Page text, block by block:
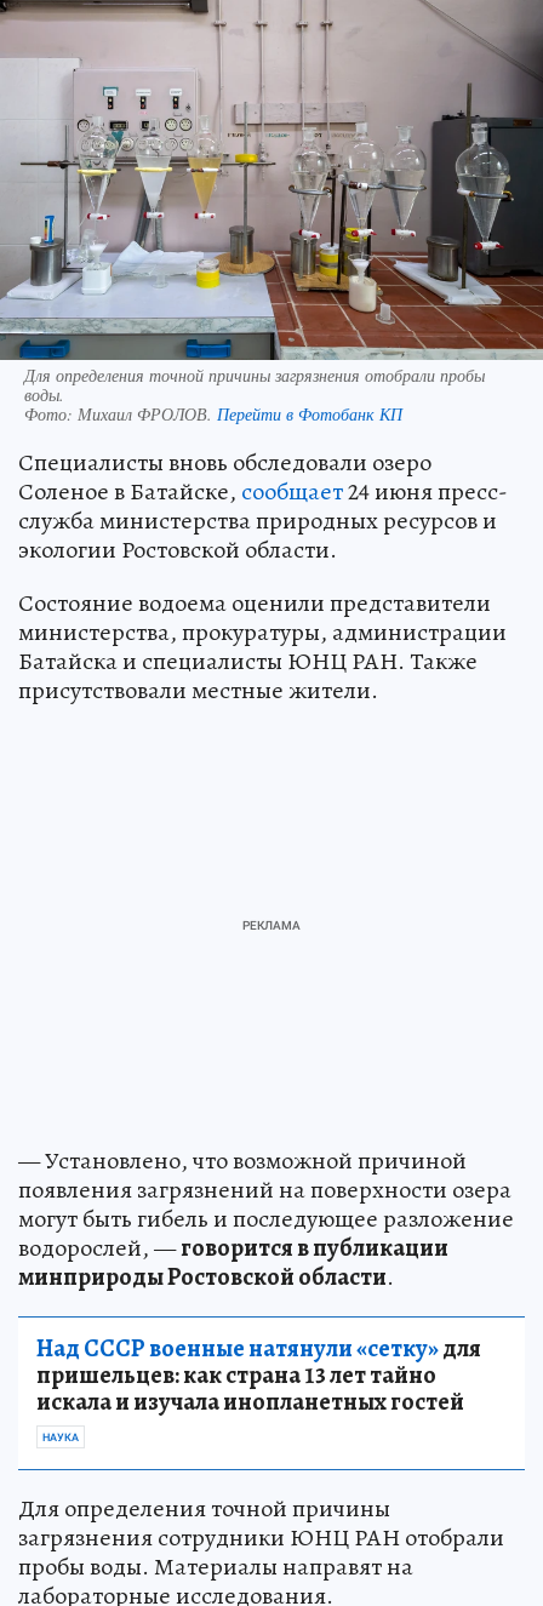
Для определения точной причины загрязнения отобрали пробы
воды.
Фото: Михаил ФРОЛОВ. Перейти в Фотобанк КП
Специалисты вновь обследовали озеро
Соленое в Батайске, сообщает24 июня пресс-
служба министерства природных ресурсов и
экологии Ростовской области.
Состояние водоема оценили представители
министерства, прокуратуры, администрации
Батайска и специалисты ЮНЦ РАН. Также
присутствовали местные жители.
— Установлено, что возможной причиной
появления загрязнений на поверхности озера
могут быть гибель и последующее разложение
водорослей, —говорится в публикации
минприроды Ростовской области.
Над СССР военные натянули «сетку»для
пришельцев: как страна 13 лет тайно
искала и изучала инопланетных гостей
НАУКА
Для определения точной причины
загрязнения сотрудники ЮНЦ РАН отобрали
пробы воды. Материалы направят на
лабораторные исследования.